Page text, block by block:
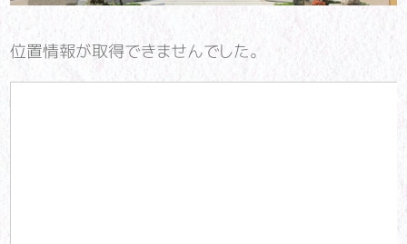
位置情報が取得できませんでした。